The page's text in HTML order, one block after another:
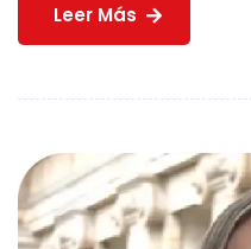
Leer Más